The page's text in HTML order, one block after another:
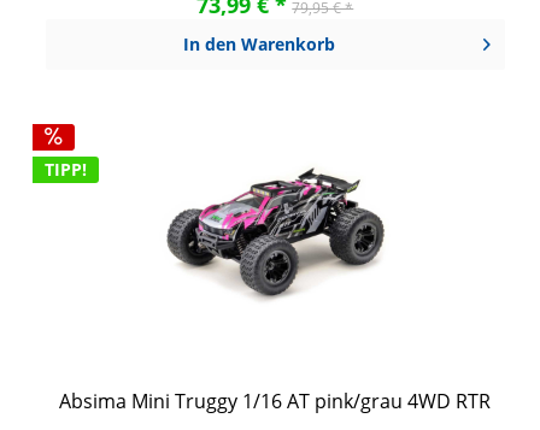
79,95 € *
In den Warenkorb
TIPP!
Absima Mini Truggy 1/16 AT pink/grau 4WD RTR